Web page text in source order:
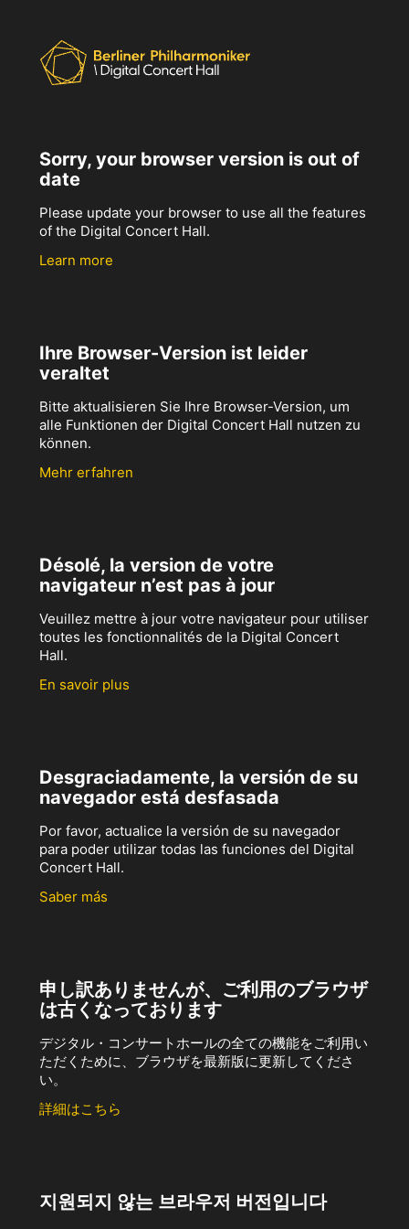
Sorry, your browser version is out of
date
Please update your browser to use all the features
of the Digital Concert Hall.
Learn more
Ihre Browser-Version ist leider
veraltet
Bitte aktualisieren Sie Ihre Browser-Version, um
alle Funktionen der Digital Concert Hall nutzen zu
können.
Mehr erfahren
Désolé, la version de votre
navigateur n’est pas à jour
Veuillez mettre à jour votre navigateur pour utiliser
toutes les fonctionnalités de la Digital Concert
Hall.
En savoir plus
Desgraciadamente, la versión de su
navegador está desfasada
Por favor, actualice la versión de su navegador
para poder utilizar todas las funciones del Digital
Concert Hall.
Saber más
申し訳ありませんが、ご利用のブラウザ
は古くなっております
デジタル・コンサートホールの全ての機能をご利用い
ただくために、ブラウザを最新版に更新してくださ
い。
詳細はこちら
지원되지 않는 브라우저 버전입니다